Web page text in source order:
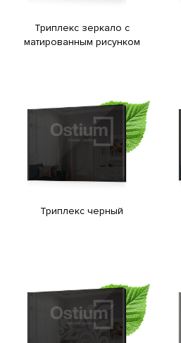
Триплекс зеркало с
матированным рисунком
Триплекс черный